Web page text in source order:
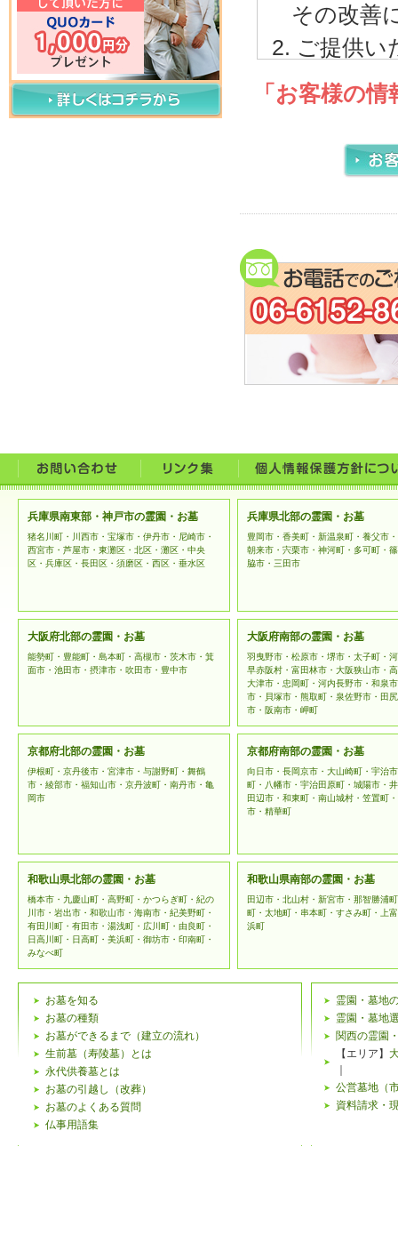
その改善
ご提供い
内で取り
ご本
サー
電話
報に関
お問合
なお、
に利
ご提供い
開示の要
提供する
上記例外
ご本人様
とともに
な管理を
用を行わ
個人情報
範の変更
予告なく
はホーム
登録情報
「霊園・お
ます。頂い
個人情
下記のよ
がござい
個人情
「お客様の
兵庫県南東部・神戸市の霊園・お墓
猪名川町・川西市・宝塚市・伊丹市・尼崎市・
西宮市・芦屋市・東灘区・北区・灘区・中央
区・兵庫区・長田区・須磨区・西区・垂水区
兵庫県北部の霊園・お墓
豊岡市・香美町・新温泉町・養父市
朝来市・宍栗市・神河町・多可町・
脇市・三田市
大阪府北部の霊園・お墓
能勢町・豊能町・島本町・高槻市・茨木市・箕
面市・池田市・摂津市・吹田市・豊中市
大阪府南部の霊園・お墓
羽曳野市・松原市・堺市・太子町・
早赤阪村・富田林市・大阪狭山市・
大津市・忠岡町・河内長野市・和泉
市・貝塚市・熊取町・泉佐野市・田
市・阪南市・岬町
京都府北部の霊園・お墓
伊根町・京丹後市・宮津市・与謝野町・舞鶴
市・綾部市・福知山市・京丹波町・南丹市・亀
岡市
京都府南部の霊園・お墓
向日市・長岡京市・大山崎町・宇治
町・八幡市・宇治田原町・城陽市・
田辺市・和東町・南山城村・笠置町
市・精華町
和歌山県北部の霊園・お墓
橋本市・九慶山町・高野町・かつらぎ町・紀の
川市・岩出市・和歌山市・海南市・紀美野町・
有田川町・有田市・湯浅町・広川町・由良町・
日高川町・日高町・美浜町・御坊市・印南町・
みなべ町
和歌山県南部の霊園・お墓
田辺市・北山村・新宮市・那智勝浦
町・太地町・串本町・すさみ町・上
浜町
お墓を知る
お墓の種類
お墓ができるまで（建立の流れ）
生前墓（寿陵墓）とは
永代供養墓とは
お墓の引越し（改葬）
お墓のよくある質問
仏事用語集
霊園・墓地
霊園・墓地
関西の霊園
【エリア】
公営墓地（
資料請求・